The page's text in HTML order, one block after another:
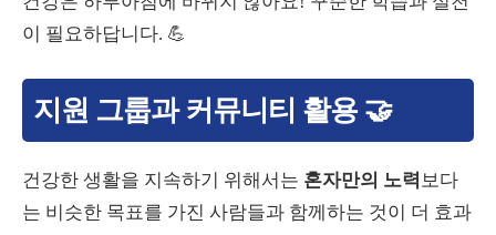
이 필요하답니다. 💪
지원 그룹과 커뮤니티 활용 🤝
건강한 생활을 지속하기 위해서는 혼자만의 노력 보다
는 비슷한 목표를 가진 사람들과 함께하는 것이 더 효과